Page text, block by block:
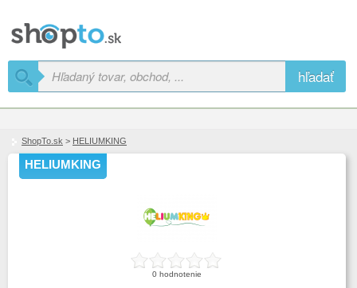
hľadať
ShopTo.sk > HELIUMKING
HELIUMKING
0 hodnotenie